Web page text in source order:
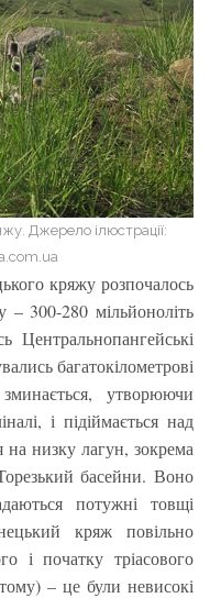
Джерело ілюстрації:
кряжу розпочалось
– 300-280 мільйоноліть
Центральнопангейські
багатокілометрові
утворюючи
і підіймається над
низку лагун, зокрема
басейни. Воно
потужні товщі
кряж повільно
і початку тріасового
– це були невисокі